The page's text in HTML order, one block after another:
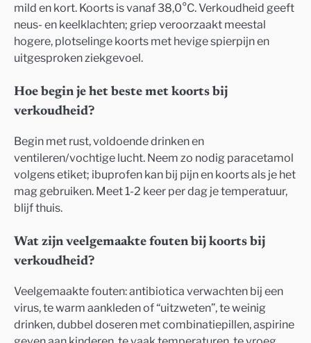
mild en kort. Koorts is vanaf 38,0°C. Verkoudheid geeft
neus- en keelklachten; griep veroorzaakt meestal
hogere, plotselinge koorts met hevige spierpijn en
uitgesproken ziekgevoel.
Hoe begin je het beste met koorts bij
verkoudheid?
Begin met rust, voldoende drinken en
ventileren/vochtige lucht. Neem zo nodig paracetamol
volgens etiket; ibuprofen kan bij pijn en koorts als je het
mag gebruiken. Meet 1-2 keer per dag je temperatuur,
blijf thuis.
Wat zijn veelgemaakte fouten bij koorts bij
verkoudheid?
Veelgemaakte fouten: antibiotica verwachten bij een
virus, te warm aankleden of “uitzweten”, te weinig
drinken, dubbel doseren met combinatiepillen, aspirine